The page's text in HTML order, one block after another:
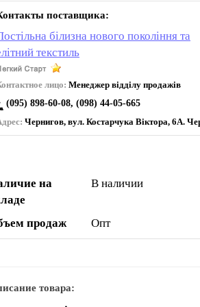
поставщика:
білизна нового покоління та
текстиль
лицо: Менеджер відділу продажів
(095) 898-60-08, (098) 44-05-665
Чернигов, вул. Коcтарчука Віктора, 6А.
на
В наличии
продаж Опт
товара: